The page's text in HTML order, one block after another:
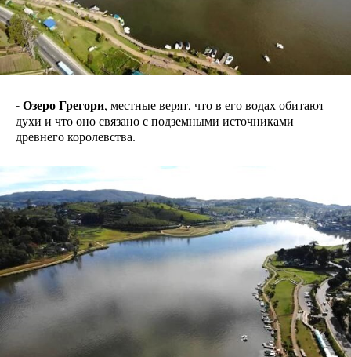
- Озеро Грегори, местные верят, что в его водах обитают
духи и что оно связано с подземными источниками
древнего королевства.